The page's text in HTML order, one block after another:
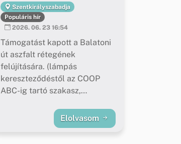
Szentkirályszabadja
Populáris hír
2026. 06. 23 16:54
Támogatást kapott a Balatoni
út aszfalt rétegének
felújítására. (lámpás
kereszteződéstől az COOP
ABC-ig tartó szakasz,
Elolvasom